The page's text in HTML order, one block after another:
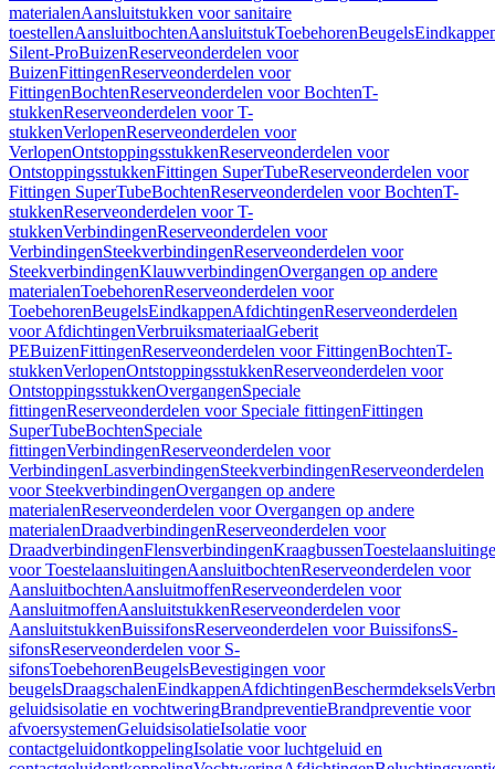
materialenAansluitstukken voor sanitaire
toestellenAansluitbochtenAansluitstukToebehorenBeugels
Silent-ProBuizenReserveonderdelen voor
BuizenFittingenReserveonderdelen voor
FittingenBochtenReserveonderdelen voor BochtenT-
stukkenReserveonderdelen voor T-
stukkenVerlopenReserveonderdelen voor
VerlopenOntstoppingsstukkenReserveonderdelen voor
OntstoppingsstukkenFittingen SuperTubeReserveonderdelen voor
Fittingen SuperTubeBochtenReserveonderdelen voor BochtenT-
stukkenReserveonderdelen voor T-
stukkenVerbindingenReserveonderdelen voor
VerbindingenSteekverbindingenReserveonderdelen voor
SteekverbindingenKlauwverbindingenOvergangen op andere
materialenToebehorenReserveonderdelen voor
ToebehorenBeugelsEindkappenAfdichtingenReserveonderdelen
voor AfdichtingenVerbruiksmateriaalGeberit
PEBuizenFittingenReserveonderdelen voor FittingenBochtenT-
stukkenVerlopenOntstoppingsstukkenReserveonderdelen voor
OntstoppingsstukkenOvergangenSpeciale
fittingenReserveonderdelen voor Speciale fittingenFittingen
SuperTubeBochtenSpeciale
fittingenVerbindingenReserveonderdelen voor
VerbindingenLasverbindingenSteekverbindingenReserveonderdelen
voor SteekverbindingenOvergangen op andere
materialenReserveonderdelen voor Overgangen op andere
materialenDraadverbindingenReserveonderdelen voor
DraadverbindingenFlensverbindingenKraagbussen
voor ToestelaansluitingenAansluitbochtenReserveonderdelen voor
AansluitbochtenAansluitmoffenReserveonderdelen voor
AansluitmoffenAansluitstukkenReserveonderdelen voor
AansluitstukkenBuissifonsReserveonderdelen voor BuissifonsS-
sifonsReserveonderdelen voor S-
sifonsToebehorenBeugelsBevestigingen voor
beugelsDraagschalenEindkappenAfdichtingenBeschermdeksels
geluidsisolatie en vochtweringBrandpreventieBrandpreventie voor
afvoersystemenGeluidsisolatieIsolatie voor
contactgeluidontkoppelingIsolatie voor luchtgeluid en